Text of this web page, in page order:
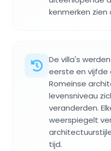
kenmerken
De villa's
eerste en vijfde
Romeinse
levensniveau
veranderden.
weerspiegelt
tijd.